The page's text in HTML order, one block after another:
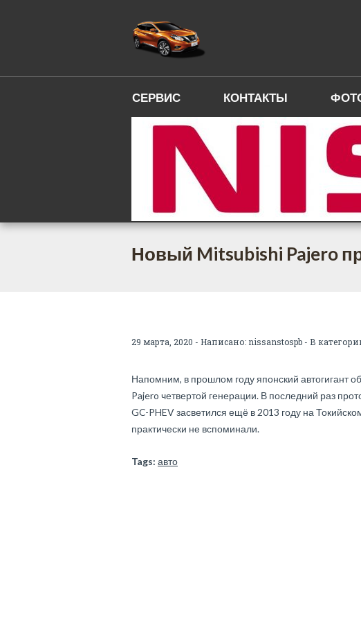
СЕРВИС КОНТАКТЫ
Новый Mitsubishi Pajero
29 марта, 2020 - Написано: nissanstospb - В
Напомним, в прошлом году японский автогигант
Pajero четвертой генерации. В последний раз
GC-PHEV засветился ещё в 2013 году на
практически не вспоминали.
Tags: авто